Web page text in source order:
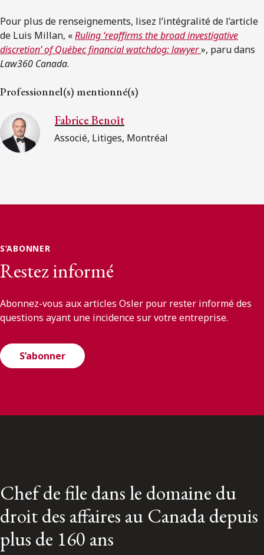
Pour plus de renseignements, lisez l’intégralité de l’article
de Luis Millan, «Ruling ‘reaﬃrms the broad investigative
discretion’ of Québec financial watchdog: lawyer», paru dans
Law360 Canada.
Professionnel(s) mentionné(s)
Fabrice Benoît
Associé, Litiges, Montréal
S’ABONNER
Restez informé
Abonnez-vous aux articles Osler pour rester informé des
questions ayant une incidence sur votre entreprise.
S’abonner
Chef de file dans le domaine du
droit des affaires au Canada depuis
plus de 160 ans